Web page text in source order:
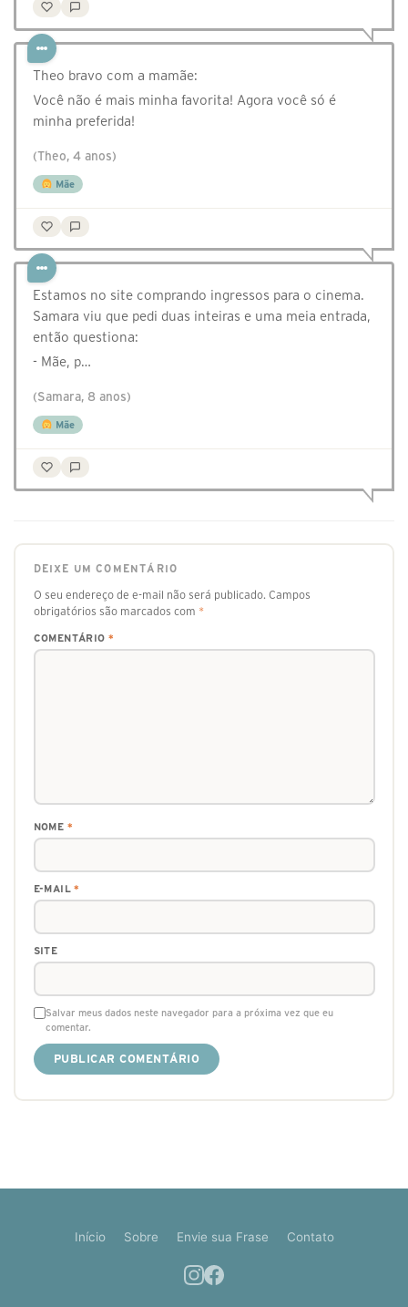
Theo bravo com a mamãe:
Você não é mais minha favorita! Agora você só é
minha preferida!
(Theo, 4 anos)
Mãe
Estamos no site comprando ingressos para o cinema.
Samara viu que pedi duas inteiras e uma meia entrada,
então questiona:
- Mãe, p…
(Samara, 8 anos)
Mãe
DEIXE UM COMENTÁRIO
O seu endereço de e-mail não será publicado. Campos
obrigatórios são marcados com *
COMENTÁRIO *
NOME *
E-MAIL*
SITE
Salvar meus dados neste navegador para a próxima vez que eu
comentar.
Início Sobre Envie sua Frase Contato